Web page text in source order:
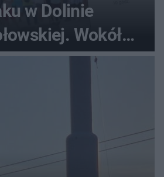
w Dolinie
Wokół